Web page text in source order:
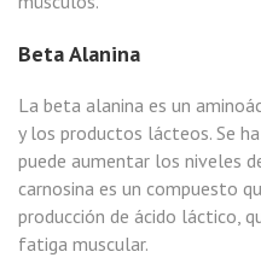
Beta Alanina
La beta alanina es un
y los productos lácteos. Se
puede aumentar los niveles
carnosina es un compuesto
producción de ácido láctico,
fatiga muscular.